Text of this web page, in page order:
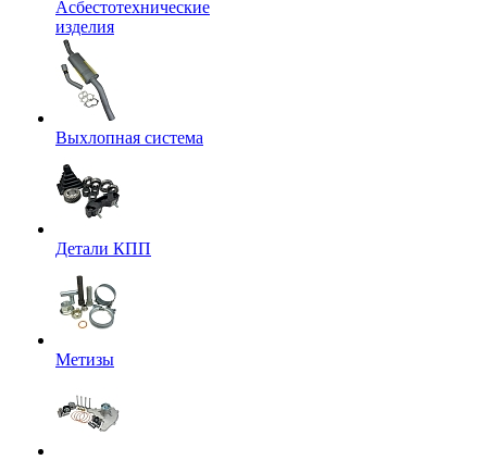
Асбестотехнические
изделия
Выхлопная система
Детали КПП
Метизы